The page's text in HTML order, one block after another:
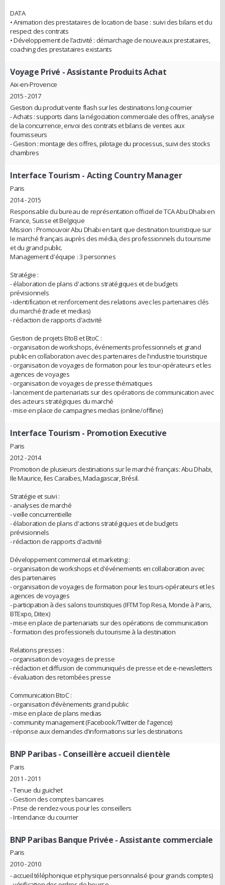
DATA
• Animation des prestataires de location de base : suivi des bilans et du
respect des contrats
• Développement de l’activité : démarchage de nouveaux prestataires,
coaching des prestataires existants
Voyage Privé - Assistante Produits Achat
Aix-en-Provence
2015 - 2017
Gestion du produit vente flash sur les destinations long-courrier
- Achats : supports dans la négociation commerciale des offres, analyse
de la concurrence, envoi des contrats et bilans de ventes aux
fournisseurs
- Gestion : montage des offres, pilotage du processus, suivi des stocks
chambres
Interface Tourism - Acting Country Manager
Paris
2014 - 2015
Responsable du bureau de représentation officiel de TCA Abu Dhabi en
France, Suisse et Belgique
Mission : Promouvoir Abu Dhabi en tant que destination touristique sur
le marché français auprès des média, des professionnels du tourisme
et du grand public.
Management d'équipe : 3 personnes
Stratégie :
- élaboration de plans d'actions stratégiques et de budgets
prévisionnels
- identification et renforcement des relations avec les partenaires clés
du marché (trade et medias)
- rédaction de rapports d'activité
Gestion de projets BtoB et BtoC :
- organisation de workshops, événements professionnels et grand
public en collaboration avec des partenaires de l'industrie touristique
- organisation de voyages de formation pour les tour-opérateurs et les
agences de voyages
- organisation de voyages de presse thématiques
- lancement de partenariats sur des opérations de communication avec
des acteurs stratégiques du marché
- mise en place de campagnes medias (online/offline)
Interface Tourism - Promotion Executive
Paris
2012 - 2014
Promotion de plusieurs destinations sur le marché français: Abu Dhabi,
Ile Maurice, Iles Caraïbes, Madagascar, Brésil.
Stratégie et suivi :
- analyses de marché
- veille concurrentielle
- élaboration de plans d'actions stratégiques et de budgets
prévisionnels
- rédaction de rapports d'activité
Développement commercial et marketing :
- organisation de workshops et d'événements en collaboration avec
des partenaires
- organisation de voyages de formation pour les tours-opérateurs et les
agences de voyages
- participation à des salons touristiques (IFTM Top Resa, Monde à Paris,
BTExpo, Ditex)
- mise en place de partenariats sur des opérations de communication
- formation des professionels du tourisme à la destination
Relations presses :
- organisation de voyages de presse
- rédaction et diffusion de communiqués de presse et de e-newsletters
- évaluation des retombées presse
Communication BtoC :
- organisation d’évènements grand public
- mise en place de plans medias
- community management (Facebook/Twitter de l'agence)
- réponse aux demandes d’informations sur les destinations
BNP Paribas- Conseillère accueil clientèle
Paris
2011 - 2011
- Tenue du guichet
- Gestion des comptes bancaires
- Prise de rendez-vous pour les conseillers
- Intendance du courrier
BNP Paribas Banque Privée - Assistante commerciale
Paris
2010 - 2010
- accueil téléphonique et physique personnalisé (pour grands comptes)